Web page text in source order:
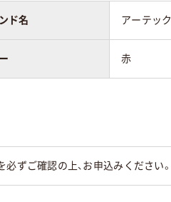
ド名 アーテック
赤
必ずご確認の上、お申込みください。